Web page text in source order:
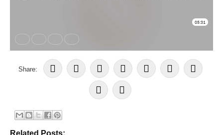
Share:
Related Posts: